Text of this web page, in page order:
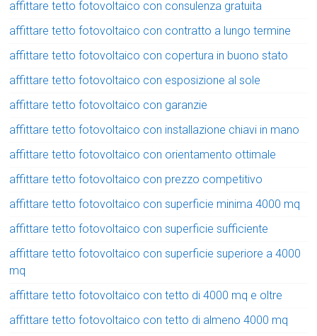
affittare tetto fotovoltaico con consulenza gratuita
affittare tetto fotovoltaico con contratto a lungo termine
affittare tetto fotovoltaico con copertura in buono stato
affittare tetto fotovoltaico con esposizione al sole
affittare tetto fotovoltaico con garanzie
affittare tetto fotovoltaico con installazione chiavi in mano
affittare tetto fotovoltaico con orientamento ottimale
affittare tetto fotovoltaico con prezzo competitivo
affittare tetto fotovoltaico con superficie minima 4000 mq
affittare tetto fotovoltaico con superficie sufficiente
affittare tetto fotovoltaico con superficie superiore a 4000
mq
affittare tetto fotovoltaico con tetto di 4000 mq e oltre
affittare tetto fotovoltaico con tetto di almeno 4000 mq